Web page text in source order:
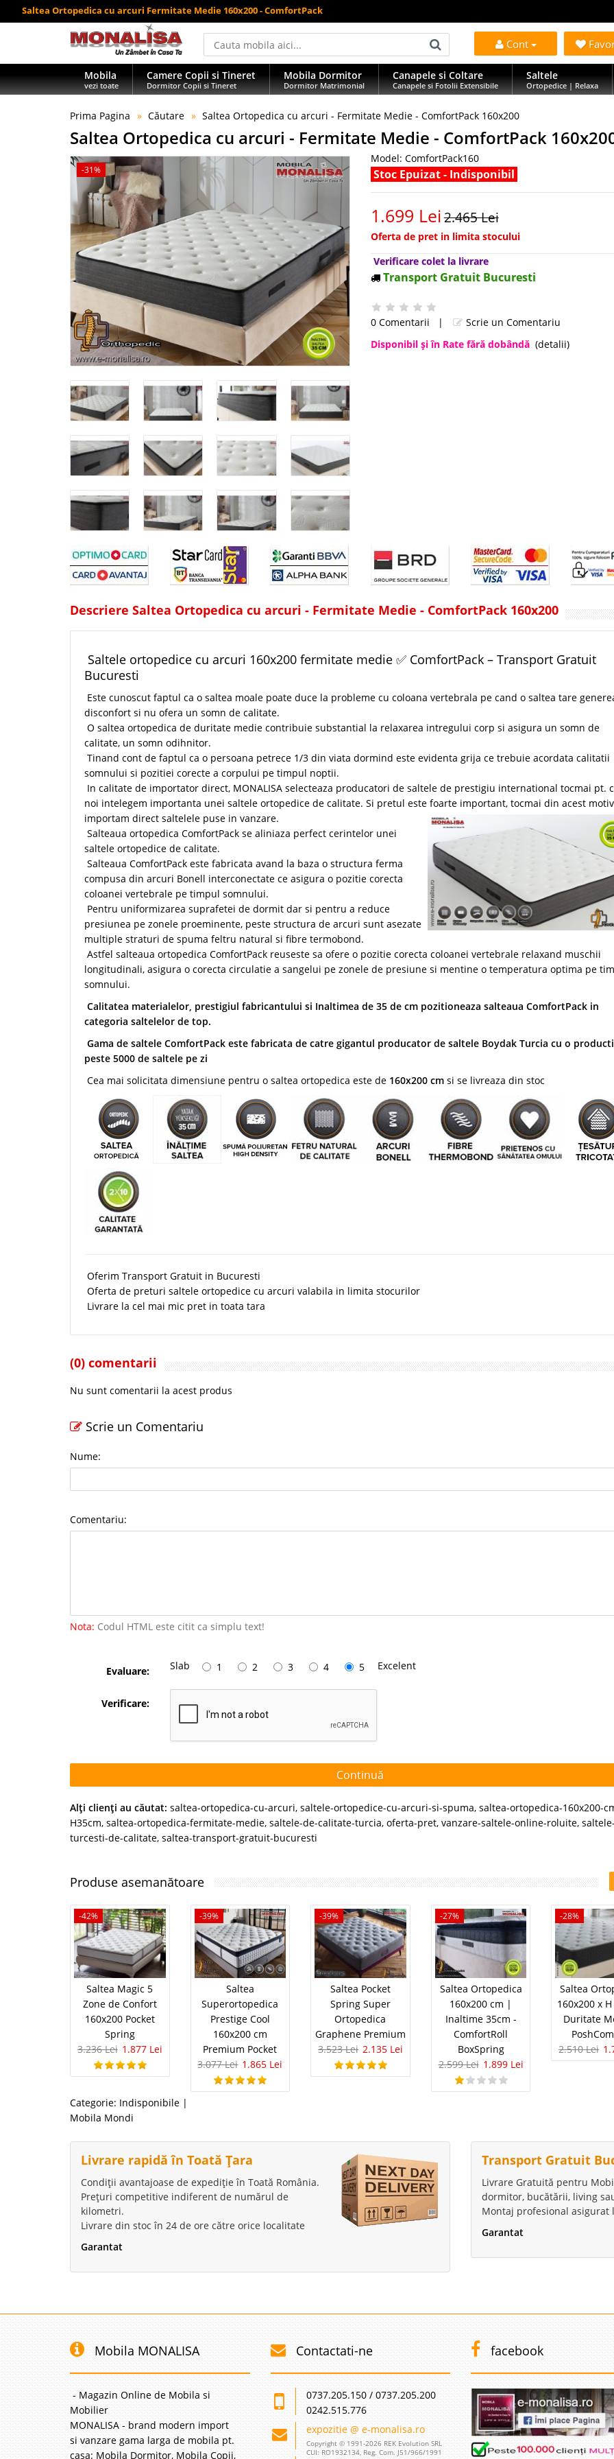
Saltea Ortopedica cu arcuri Fermitate Medie 160x200 - ComfortPack
Cont
Mobila
vezi toate
Camere Copii si Tineret
Dormitor Copii si Tineret
Mobila Dormitor
Dormitor Matrimonial
Canapele si Coltare
Canapele si Fotolii Extensibile
Saltele
Ortopedice | Relaxa
Prima Pagina Căutare Saltea Ortopedica cu arcuri - Fermitate Medie - ComfortPack 160x200
Saltea Ortopedica cu arcuri - Fermitate Medie - ComfortPack
-31%
Model: ComfortPack160
Stoc Epuizat - Indisponibil
1.699 Lei2.465 Lei
Oferta de pret in limita stocului
Verificare colet la livrare
Transport Gratuit Bucuresti
0 Comentarii |
Scrie un Comentariu
Disponibil şi în Rate fără dobândă (detalii)
Descriere Saltea Ortopedica cu arcuri - Fermitate Medie - ComfortPack 160x200
Saltele ortopedice cu arcuri 160x200 fermitate medie ✅ ComfortPack – Transport Gratuit
Bucuresti
Este cunoscut faptul ca o saltea moale poate duce la probleme cu coloana vertebrala pe cand o saltea tare
disconfort si nu ofera un somn de calitate.
O saltea ortopedica de duritate medie contribuie substantial la relaxarea intregului corp si asigura un somn de
calitate, un somn odihnitor.
Tinand cont de faptul ca o persoana petrece 1/3 din viata dormind este evidenta grija ce trebuie acordata calitatii
somnului si pozitiei corecte a corpului pe timpul noptii.
In calitate de importator direct, MONALISA selecteaza producatori de saltele de prestigiu international tocmai pt.
noi intelegem importanta unei saltele ortopedice de calitate. Si pretul este foarte important, tocmai din acest motiv
importam direct saltelele puse in vanzare.
Salteaua ortopedica ComfortPack se aliniaza perfect cerintelor unei
saltele ortopedice de calitate.
Salteaua ComfortPack este fabricata avand la baza o structura ferma
compusa din arcuri Bonell interconectate ce asigura o pozitie corecta
coloanei vertebrale pe timpul somnului.
Pentru uniformizarea suprafetei de dormit dar si pentru a reduce
presiunea pe zonele proeminente, peste structura de arcuri sunt asezate
multiple straturi de spuma feltru natural si fibre termobond.
Astfel salteaua ortopedica ComfortPack reuseste sa ofere o pozitie corecta coloanei vertebrale relaxand muschii
longitudinali, asigura o corecta circulatie a sangelui pe zonele de presiune si mentine o temperatura optima pe
somnului.
Calitatea materialelor, prestigiul fabricantului si Inaltimea de 35 de cm pozitioneaza salteaua ComfortPack in
categoria saltelelor de top.
Gama de saltele ComfortPack este fabricata de catre gigantul producator de saltele Boydak Turcia cu o
peste 5000 de saltele pe zi
Cea mai solicitata dimensiune pentru o saltea ortopedica este de 160x200 cm si se livreaza din stoc
Oferim Transport Gratuit in Bucuresti
Oferta de preturi saltele ortopedice cu arcuri valabila in limita stocurilor
Livrare la cel mai mic pret in toata tara
(0) comentarii
Nu sunt comentarii la acest produs
Scrie un Comentariu
Nume:
Comentariu:
Nota: Codul HTML este citit ca simplu text!
Evaluare: Slab 1 2 3 4 5 Excelent
Verificare:
Continuă
Alţi clienţi au căutat: saltea-ortopedica-cu-arcuri, saltele-ortopedice-cu-arcuri-si-spuma, saltea-ortopedica-160x200-
H35cm, saltea-ortopedica-fermitate-medie, saltele-de-calitate-turcia, oferta-pret, vanzare-saltele-online-roluite,
turcesti-de-calitate, saltea-transport-gratuit-bucuresti
Produse asemanătoare
-42%
Saltea Magic 5
Zone de Confort
160x200 Pocket
Spring
3.236 Lei 1.877 Lei
-39%
Saltea
Superortopedica
Prestige Cool
160x200 cm
Premium Pocket
3.077 Lei 1.865 Lei
-39%
Saltea Pocket
Spring Super
Ortopedica
Graphene Premium
3.523 Lei 2.135 Lei
-27%
Saltea Ortopedica
160x200 cm |
Inaltime 35cm -
ComfortRoll
BoxSpring
2.599 Lei 1.899 Lei
-28%
Saltea
160x200 x
Duritate
2.510 Lei
Categorie: Indisponibile |
Mobila Mondi
Livrare rapidă în Toată Țara
Condiții avantajoase de expediție în Toată România.
Prețuri competitive indiferent de numărul de
kilometri.
Livrare din stoc în 24 de ore către orice localitate
Garantat
Transport Gratuit
Livrare Gratuită pentru
dormitor, bucătării, living
Montaj profesional asigurat
Garantat
Mobila MONALISA
- Magazin Online de Mobila si
Mobilier
MONALISA - brand modern import
si vanzare gama larga de mobila pt.
casa: Mobila Dormitor, Mobila Copii,
Contactati-ne
0737.205.150 / 0737.205.200
0242.515.776
expozitie @ e-monalisa.ro
Copyright © 1991-2026 REK Evolution SRL
CUI: RO1932134, Reg. Com. J51/966/1991
facebook